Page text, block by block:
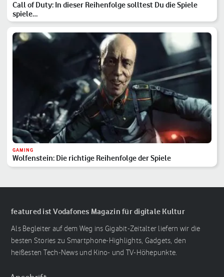
Call of Duty: In dieser Reihenfolge solltest Du die Spiele
spiele…
GAMING
Wolfenstein: Die richtige Reihenfolge der Spiele
featured ist Vodafones Magazin für digitale Kultur
Als Begleiter auf dem Weg ins Gigabit-Zeitalter liefern wir die
besten Stories zu Smartphone-Highlights, Gadgets, den
heißesten Tech-News und Kino- und TV-Höhepunkte.